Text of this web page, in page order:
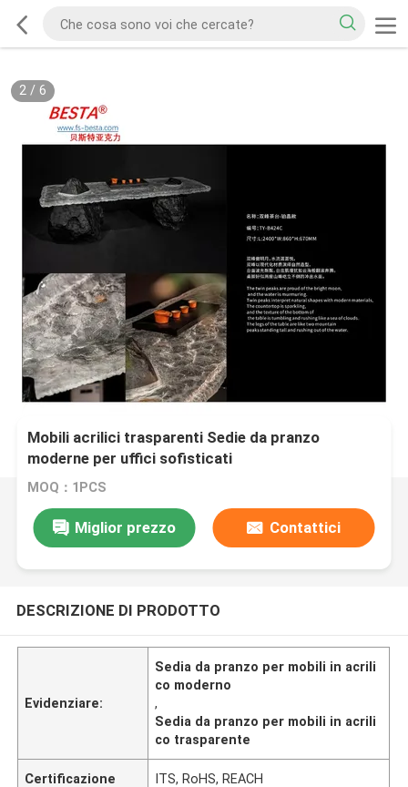
2/ 6
Mobili acrilici trasparenti Sedie da pranzo
moderne per uffici sofisticati
MOQ：1PCS
Miglior prezzo Contattici
DESCRIZIONE DI PRODOTTO
Evidenziare:
Sedia da pranzo per mobili in acrili
co moderno
,
Sedia da pranzo per mobili in acrili
co trasparente
Certificazione ITS, RoHS, REACH